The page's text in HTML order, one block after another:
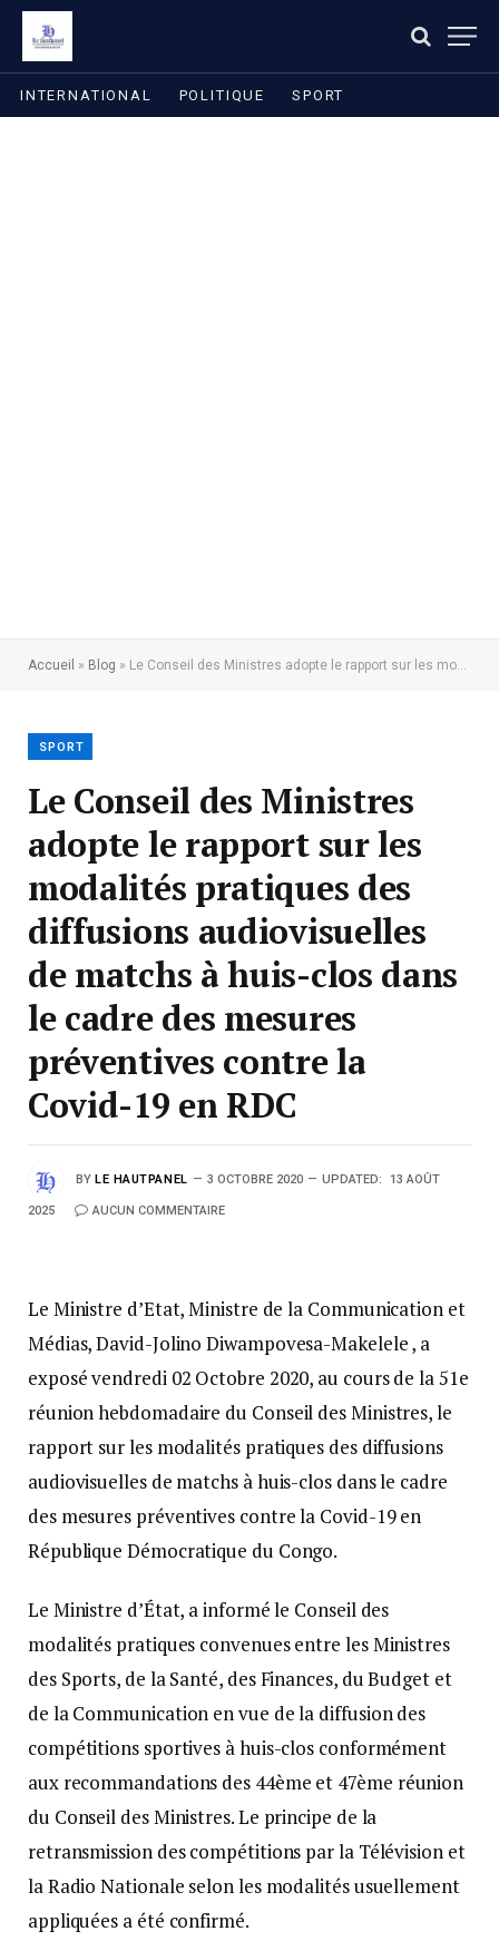
INTERNATIONAL POLITIQUE SPORT
Accueil » Blog » Le Conseil des Ministres adopte le rapport sur les modalités pratiques des diffusions audiovisuelles de matchs à huis-clos dans le cadre des mesures préventives contre la Covid-19 en RDC
SPORT
Le Conseil des Ministres
adopte le rapport sur les
modalités pratiques des
diffusions audiovisuelles
de matchs à huis-clos dans
le cadre des mesures
préventives contre la
Covid-19 en RDC
BY LE HAUTPANEL 3 OCTOBRE 2020 UPDATED: 13 AOÛT
2025 AUCUN COMMENTAIRE
Le Ministre d’Etat, Ministre de la Communication et
Médias, David-Jolino Diwampovesa-Makelele , a
exposé vendredi 02 Octobre 2020, au cours de la 51e
réunion hebdomadaire du Conseil des Ministres, le
rapport sur les modalités pratiques des diffusions
audiovisuelles de matchs à huis-clos dans le cadre
des mesures préventives contre la Covid-19 en
République Démocratique du Congo.
Le Ministre d’État, a informé le Conseil des
modalités pratiques convenues entre les Ministres
des Sports, de la Santé, des Finances, du Budget et
de la Communication en vue de la diffusion des
compétitions sportives à huis-clos conformément
aux recommandations des 44ème et 47ème réunion
du Conseil des Ministres. Le principe de la
retransmission des compétitions par la Télévision et
la Radio Nationale selon les modalités usuellement
appliquées a été confirmé.